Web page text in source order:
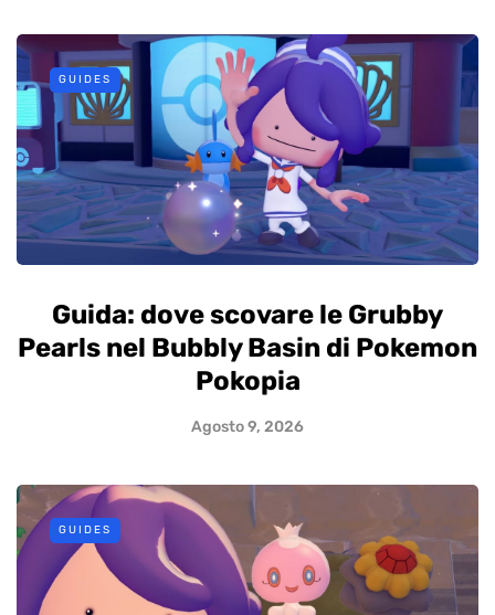
GUIDES
Guida: dove scovare le Grubby
Pearls nel Bubbly Basin di Pokemon
Pokopia
Agosto 9, 2026
GUIDES